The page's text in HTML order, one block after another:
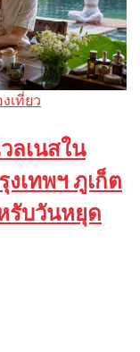
เที่ยว
ลเนสใน
งเทพฯ ภูเก็ต
รับวันหยุด